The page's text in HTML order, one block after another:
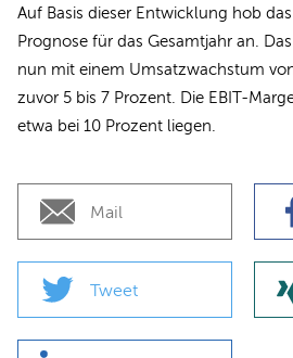
Auf Basis dieser Entwicklung hob
Prognose für das Gesamtjahr an.
nun mit einem Umsatzwachstum
zuvor 5 bis 7 Prozent. Die EBIT-
etwa bei 10 Prozent liegen.
Mail
Tweet